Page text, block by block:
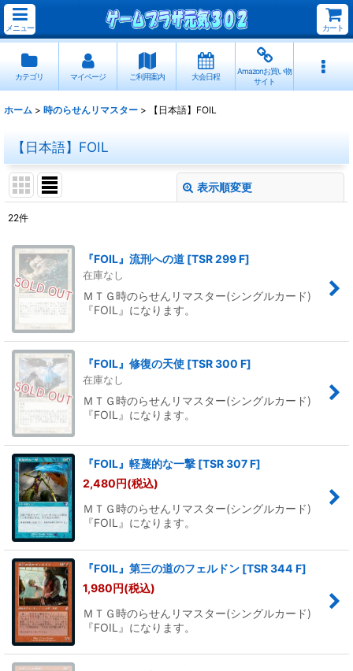
メニュー カート
カテゴリ マイページ ご利用案内 大会日程
Amazonお買い物
サイト
ホーム > 時のらせんリマスター > 【日本語】FOIL
【日本語】FOIL
表示順変更
並び順:
絞り込む
22件
『FOIL』流刑への道 [TSR 299 F]
在庫なし
ＭＴＧ時のらせんリマスター(シングルカード)
『FOIL』になります。
『FOIL』修復の天使 [TSR 300 F]
在庫なし
ＭＴＧ時のらせんリマスター(シングルカード)
『FOIL』になります。
『FOIL』軽蔑的な一撃 [TSR 307 F]
2,480円(税込)
ＭＴＧ時のらせんリマスター(シングルカード)
『FOIL』になります。
『FOIL』第三の道のフェルドン [TSR 344 F]
1,980円(税込)
ＭＴＧ時のらせんリマスター(シングルカード)
『FOIL』になります。